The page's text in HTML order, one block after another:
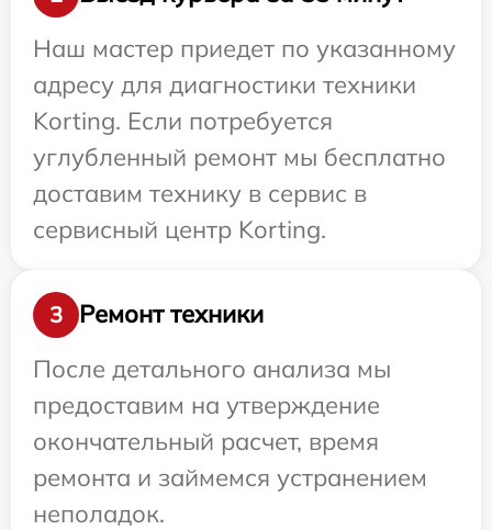
Наш мастер приедет по указанному
адресу для диагностики техники
Korting. Если потребуется
углубленный ремонт мы бесплатно
доставим технику в сервис в
сервисный центр Korting.
3
Ремонт техники
После детального анализа мы
предоставим на утверждение
окончательный расчет, время
ремонта и займемся устранением
неполадок.